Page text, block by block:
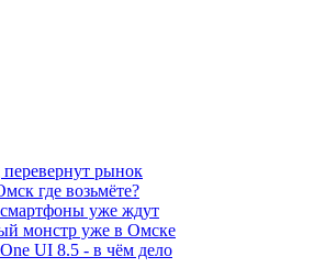
рынок
где возьмёте?
уже ждут
монстр уже в Омске
UI 8.5 - в чём дело